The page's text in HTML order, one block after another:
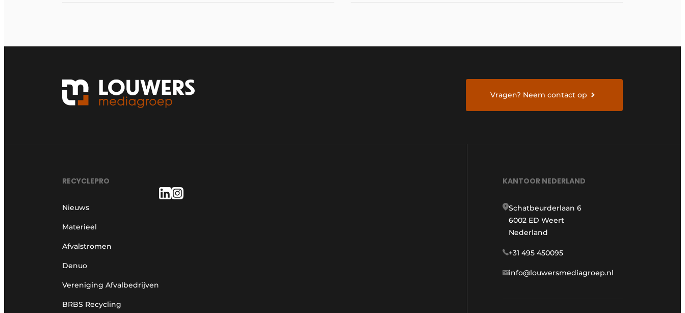
Vragen? Neem contact op
RECYCLEPRO
Nieuws
Materieel
Afvalstromen
Denuo
Vereniging Afvalbedrijven
BRBS Recycling
KANTOOR NEDERLAND
Schatbeurderlaan 6
6002 ED Weert
Nederland
+31 495 450095
info@louwersmediagroep.nl